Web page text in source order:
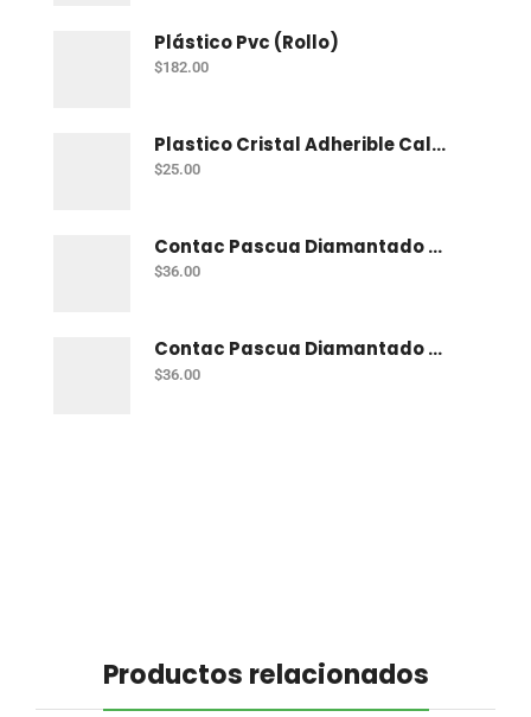
Plástico Pvc (Rollo)
$182.00
Plastico Cristal Adherible Cal. 4 Mt
$25.00
Contac Pascua Diamantado 2 Mt Fiusha
$36.00
Contac Pascua Diamantado 2 Mt Dorado
$36.00
Productos relacionados